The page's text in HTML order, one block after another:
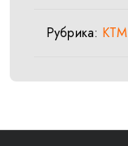
Рубрика: KTM